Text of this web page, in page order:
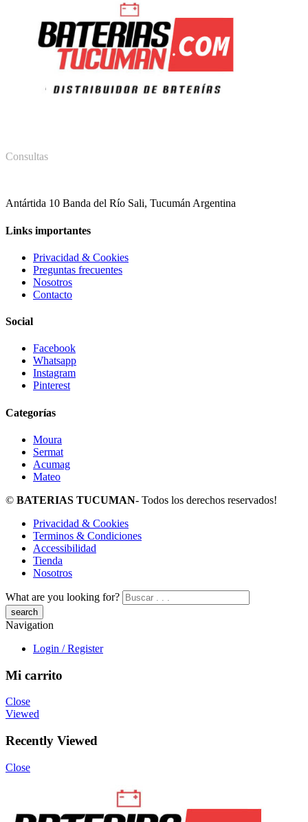
Consultas
Antártida 10 Banda del Río Sali, Tucumán Argentina
Links importantes
Privacidad & Cookies
Preguntas frecuentes
Nosotros
Contacto
Social
Facebook
Whatsapp
Instagram
Pinterest
Categorías
Moura
Sermat
Acumag
Mateo
© BATERIAS TUCUMAN- Todos los derechos reservados!
Privacidad & Cookies
Terminos & Condiciones
Accessibilidad
Tienda
Nosotros
What are you looking for?
Navigation
Login / Register
Mi carrito
Close
Viewed
Recently Viewed
Close